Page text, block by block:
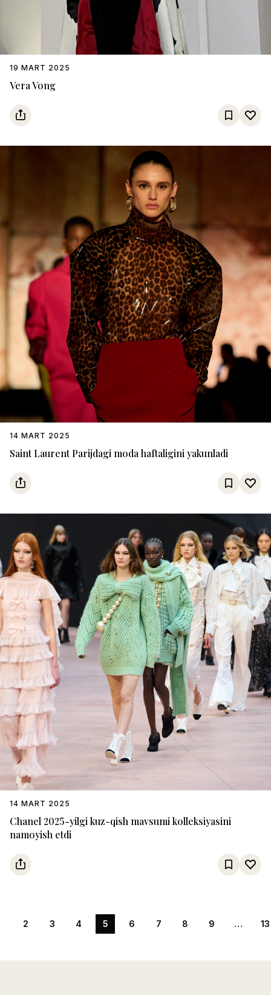
Vera Vong
19 MART 2025
Saint Laurent Parijdagi moda haftaligini yakunladi
14 MART 2025
Chanel 2025-yilgi kuz-qish mavsumi kolleksiyasini
namoyish etdi
14 MART 2025
2 3 4 5 6 7 8 9 … 13